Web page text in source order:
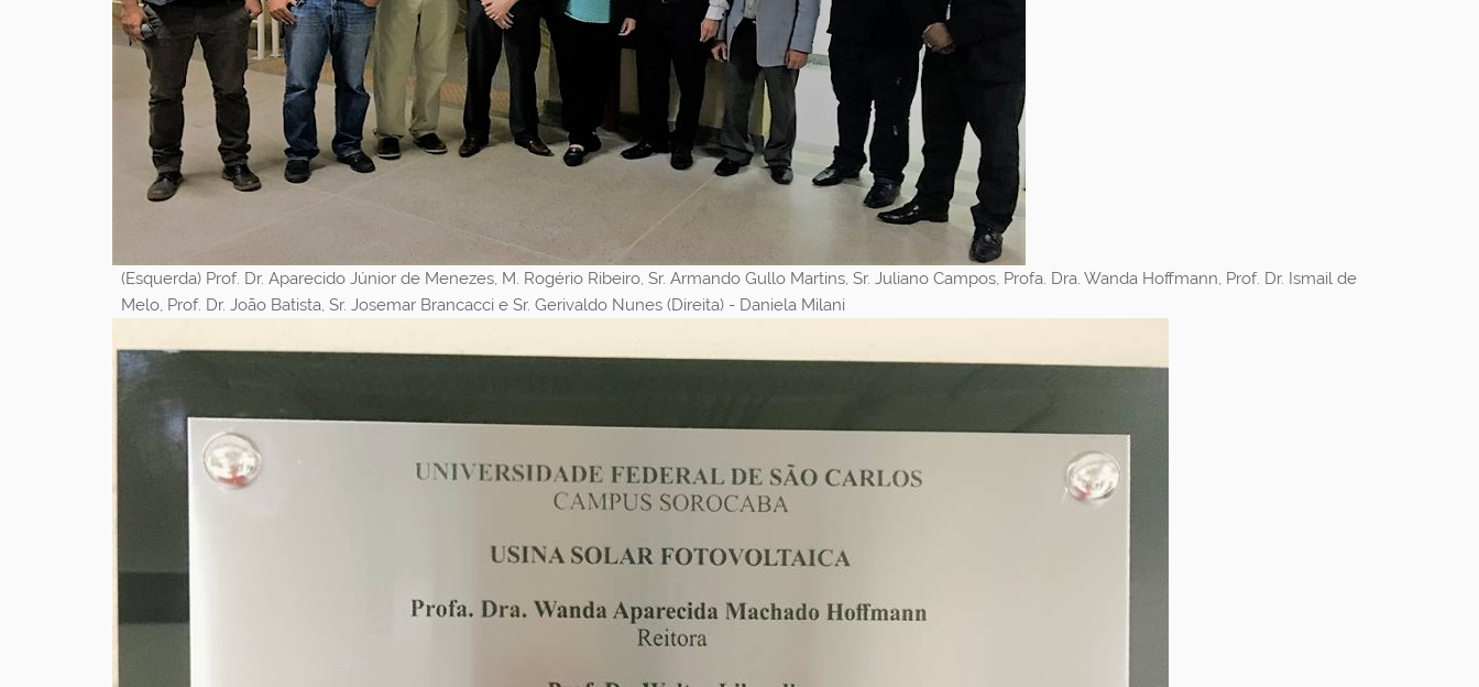
(Esquerda) Prof. Dr. Aparecido Júnior de Menezes, M. Rogério Ribeiro, Sr. Armando Gullo Martins, Sr. Juliano Campos, Profa. Dra. Wanda Hoffmann, Prof. Dr. Ismail de
Melo, Prof. Dr. João Batista, Sr. Josemar Brancacci e Sr. Gerivaldo Nunes (Direita) - Daniela Milani